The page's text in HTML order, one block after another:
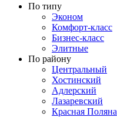
По типу
Эконом
Комфорт-класс
Бизнес-класс
Элитные
По району
Центральный
Хостинский
Адлерский
Лазаревский
Красная Поляна